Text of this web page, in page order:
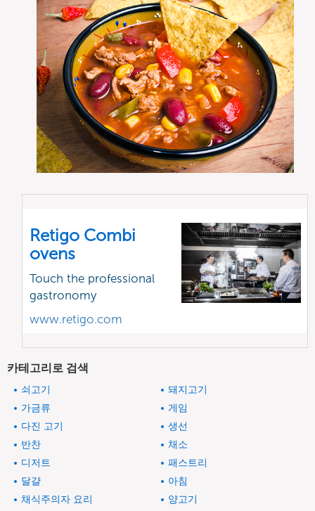
Retigo Combi
ovens
Touch the professional
gastronomy
www.retigo.com
카테고리로 검색
쇠고기
돼지고기
가금류
게임
다진 고기
생선
반찬
채소
디저트
패스트리
달걀
아침
채식주의자 요리
양고기